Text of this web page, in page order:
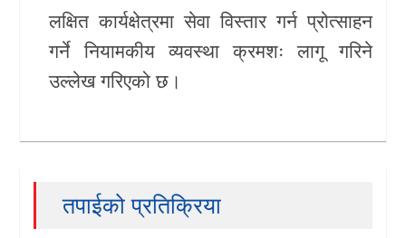
लक्षित कार्यक्षेत्रमा सेवा विस्तार गर्न प्रोत्साहन
गर्ने नियामकीय व्यवस्था क्रमशः लागू गरिने
उल्लेख गरिएको छ।
तपाईको प्रतिक्रिया